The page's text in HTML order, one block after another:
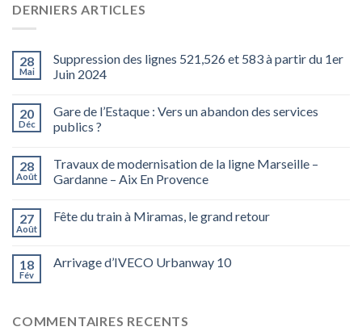
DERNIERS ARTICLES
28
Mai
Suppression des lignes 521,526 et 583 à partir du 1er
Juin 2024
20
Déc
Gare de l’Estaque : Vers un abandon des services
publics ?
28
Août
Travaux de modernisation de la ligne Marseille –
Gardanne – Aix En Provence
27
Août
Fête du train à Miramas, le grand retour
18
Fév
Arrivage d’IVECO Urbanway 10
COMMENTAIRES RECENTS